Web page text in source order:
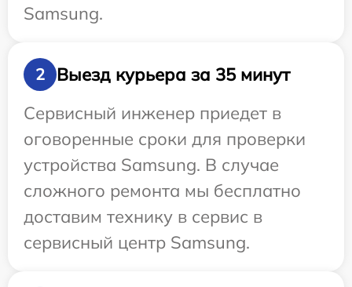
Samsung.
2
Выезд курьера за 35 минут
Сервисный инженер приедет в
оговоренные сроки для проверки
устройства Samsung. В случае
сложного ремонта мы бесплатно
доставим технику в сервис в
сервисный центр Samsung.